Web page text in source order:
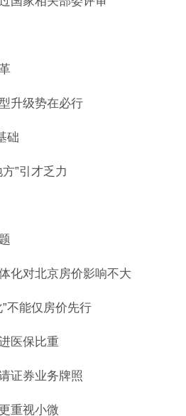
升级势在必行
础
”引才乏力
化对北京房价影响不大
不能仅房价先行
医保比重
证券业务牌照
重视小微